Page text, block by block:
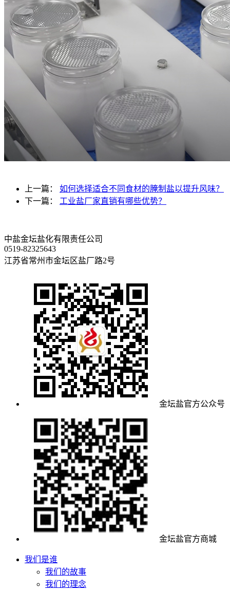
上一篇： 如何选择适合不同食材的腌制盐以提升风味？
下一篇： 工业盐厂家直销有哪些优势？
中盐金坛盐化有限责任公司
0519-82325643
江苏省常州市金坛区盐厂路2号
金坛盐官方公众号
金坛盐官方商城
我们是谁
我们的故事
我们的理念